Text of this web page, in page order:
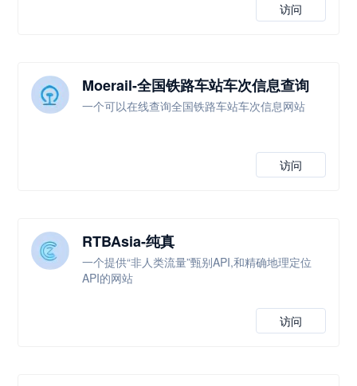
访问
Moerail-全国铁路车站车次信息查询
一个可以在线查询全国铁路车站车次信息网站
访问
RTBAsia-纯真
一个提供“非人类流量”甄别API,和精确地理定位
API的网站
访问